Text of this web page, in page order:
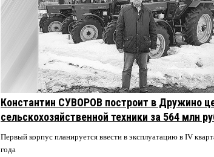
Константин СУВОРОВ построит в Дружино
сельскохозяйственной техники за 564 млн
Первый корпус планируется ввести в эксплуатацию в IV
года